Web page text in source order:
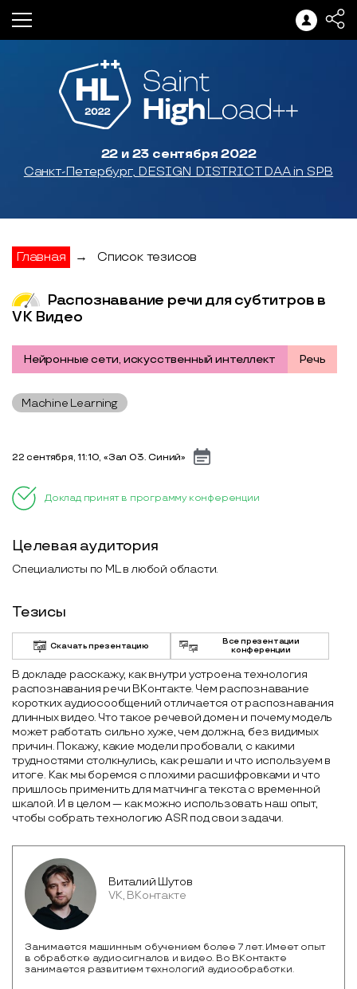
22 и 23 сентября 2022
Санкт-Петербург, DESIGN DISTRICT DAA in SPB
Главная → Список тезисов
Распознавание речи для субтитров в
VK Видео
Нейронные сети, искусственный интеллект Речь
Machine Learning
22 сентября, 11:10, «Зал 03. Синий»
Доклад принят в программу конференции
Целевая аудитория
Специалисты по ML в любой области.
Тезисы
Скачать презентацию
Все презентации
конференции
В докладе расскажу, как внутри устроена технология
распознавания речи ВКонтакте. Чем распознавание
коротких аудиосообщений отличается от распознавания
длинных видео. Что такое речевой домен и почему модель
может работать сильно хуже, чем должна, без видимых
причин. Покажу, какие модели пробовали, с какими
трудностями столкнулись, как решали и что используем в
итоге. Как мы боремся с плохими расшифровками и что
пришлось применить для матчинга текста с временной
шкалой. И в целом — как можно использовать наш опыт,
чтобы собрать технологию ASR под свои задачи.
Виталий Шутов
VK, ВКонтакте
Занимается машинным обучением более 7 лет. Имеет опыт
в обработке аудиосигналов и видео. Во ВКонтакте
занимается развитием технологий аудиообработки.